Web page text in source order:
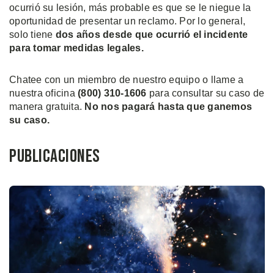
ocurrió su lesión, más probable es que se le niegue la
oportunidad de presentar un reclamo. Por lo general,
solo tiene dos años desde que ocurrió el incidente
para tomar medidas legales.
Chatee con un miembro de nuestro equipo o llame a
nuestra oficina (800) 310-1606 para consultar su caso de
manera gratuita. No nos pagará hasta que ganemos
su caso.
Publicaciones